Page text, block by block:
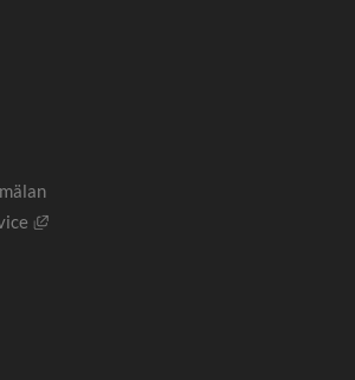
Länk till annan webbplats, öppnas i
i nytt fönster.